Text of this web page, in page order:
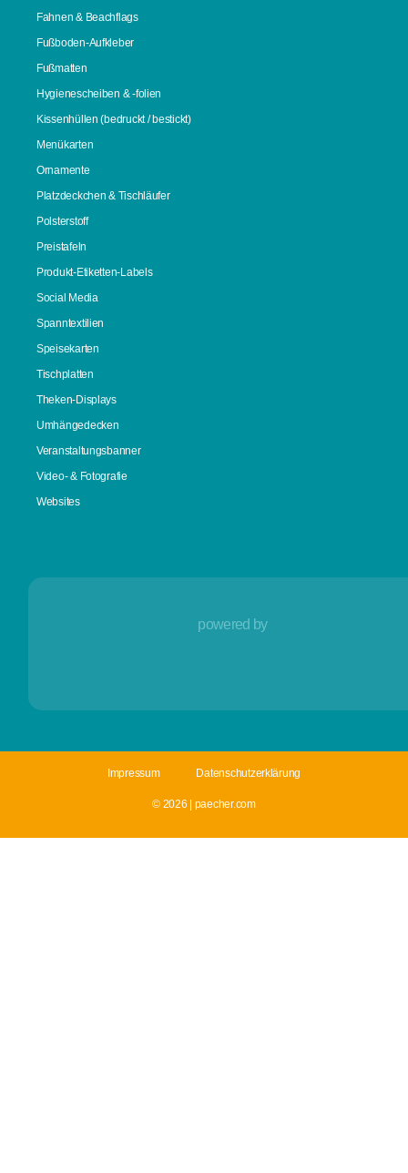
Fahnen & Beachflags
Fußboden-Aufkleber
Fußmatten
Hygienescheiben & -folien
Kissenhüllen (bedruckt / bestickt)
Menükarten
Ornamente
Platzdeckchen & Tischläufer
Polsterstoff
Preistafeln
Produkt-Etiketten-Labels
Social Media
Spanntextilien
Speisekarten
Tischplatten
Theken-Displays
Umhängedecken
Veranstaltungsbanner
Video- & Fotografie
Websites
powered by
Impressum Datenschutzerklärung
© 2026 | paecher.com